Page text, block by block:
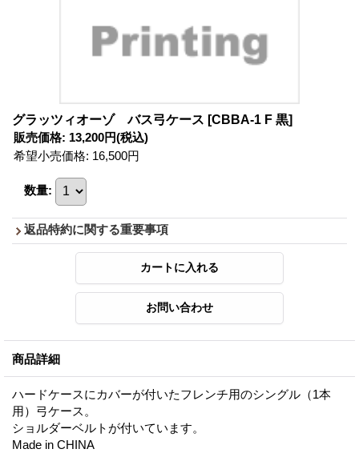
グラッツィオーゾ バス弓ケース [CBBA-1 F 黒]
販売価格: 13,200円(税込)
希望小売価格: 16,500円
数量:
返品特約に関する重要事項
商品詳細
ハードケースにカバーが付いたフレンチ用のシングル（1本
用）弓ケース。
ショルダーベルトが付いています。
Made in CHINA